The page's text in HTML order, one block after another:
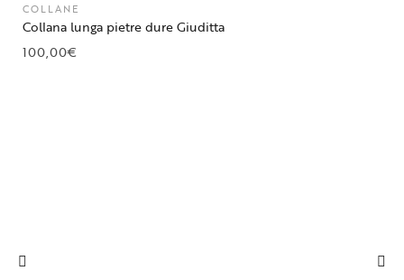
COLLANE
Collana lunga pietre dure Giuditta
100,00€